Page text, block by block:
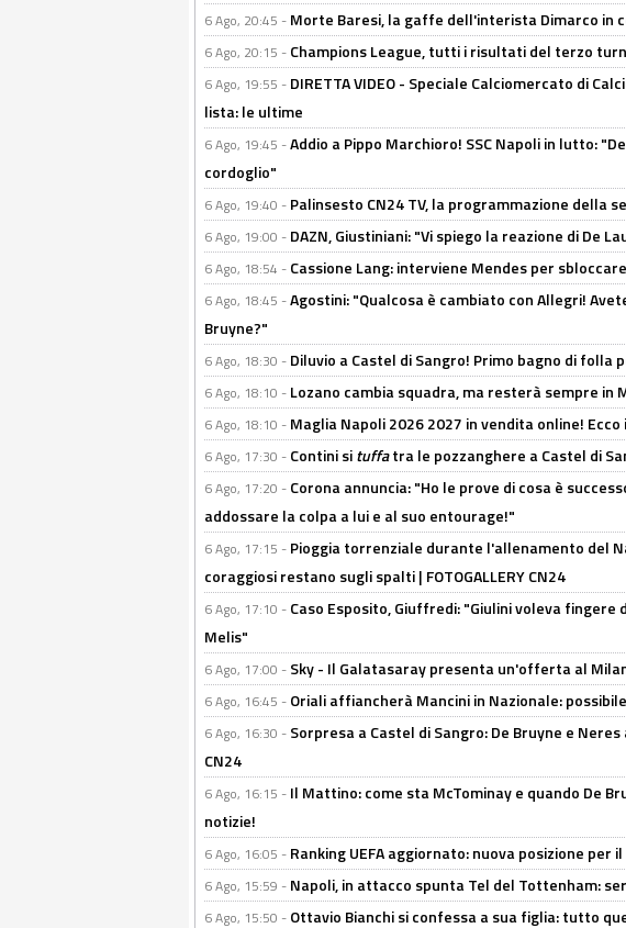
6 Ago, 20:45 - Morte Baresi, la gaffe dell'interista Dimarco in
6 Ago, 20:15 - Champions League, tutti i risultati del terzo
6 Ago, 19:55 - DIRETTA VIDEO - Speciale Calciomercato di
lista: le ultime
6 Ago, 19:45 -Addio a Pippo Marchioro! SSC Napoli in lutto:
cordoglio"
6 Ago, 19:40 - Palinsesto CN24 TV, la programmazione della
6 Ago, 19:00 - DAZN, Giustiniani: "Vi spiego la reazione di De
6 Ago, 18:54 - Cassione Lang: interviene Mendes per
6 Ago, 18:45 -Agostini: "Qualcosa è cambiato con Allegri!
Bruyne?"
6 Ago, 18:30 - Diluvio a Castel di Sangro! Primo bagno di folla
6 Ago, 18:10 - Lozano cambia squadra, ma resterà sempre in
6 Ago, 18:10 - Maglia Napoli 2026 2027 in vendita online!
6 Ago, 17:30 - Contini situffatra le pozzanghere a Castel di
6 Ago, 17:20 - Corona annuncia: "Ho le prove di cosa è
addossare la colpa a lui e al suo entourage!"
6 Ago, 17:15 - Pioggia torrenziale durante l'allenamento del
coraggiosi restano sugli spalti | FOTOGALLERY CN24
6 Ago, 17:10 - Caso Esposito, Giuffredi: "Giulini voleva
Melis"
6 Ago, 17:00 - Sky - Il Galatasaray presenta un'offerta al
6 Ago, 16:45 - Oriali affiancherà Mancini in Nazionale:
6 Ago, 16:30 - Sorpresa a Castel di Sangro: De Bruyne e Neres
CN24
6 Ago, 16:15 - Il Mattino: come sta McTominay e quando De
notizie!
6 Ago, 16:05 - Ranking UEFA aggiornato: nuova posizione per
6 Ago, 15:59 - Napoli, in attacco spunta Tel del Tottenham:
6 Ago, 15:50 - Ottavio Bianchi si confessa a sua figlia: tutto